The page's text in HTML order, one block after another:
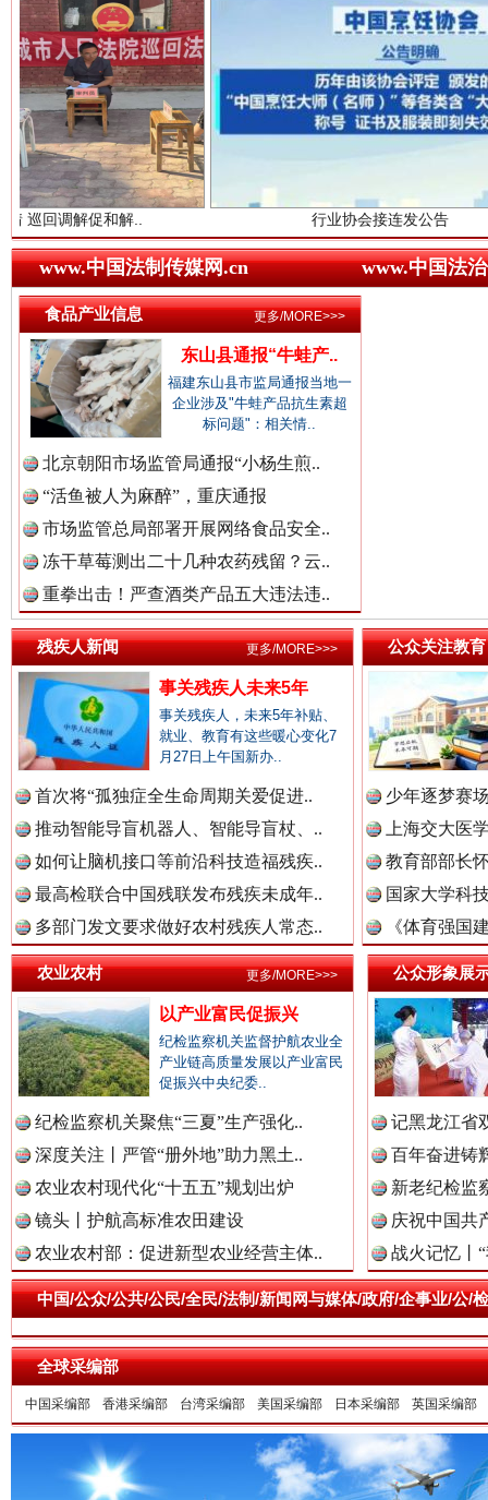
中国农业新闻网.
中国视频新闻网.
中国廉政法纪网.
中国律师在线.
中国参政网.中
“后车司机肯定在骂我” 全民健
世界屋脊 天路回响
红船起航处 潮起向未来 广州首
三年瞒报超千万 隐匿收入偷税被查处..
祁连巍巍树丰碑 高回报
解.. 行业协会接连发公告
www.中国法制传媒网.cn www.中国法
食品产业信息
东山县通报“牛蛙产..
福建东山县市监局通报当地一
企业涉及"牛蛙产品抗生素超
标问题"：相关情..
北京朝阳市场监管局通报“小杨生煎..
“活鱼被人为麻醉”，重庆通报
市场监管总局部署开展网络食品安全..
冻干草莓测出二十几种农药残留？云..
重拳出击！严查酒类产品五大违法违..
更多/MORE>>>
残疾人新闻
事关残疾人未来5年
事关残疾人，未来5年补贴、
就业、教育有这些暖心变化7
月27日上午国新办..
首次将“孤独症全生命周期关爱促进..
推动智能导盲机器人、智能导盲杖、..
如何让脑机接口等前沿科技造福残疾..
最高检联合中国残联发布残疾未成年..
多部门发文要求做好农村残疾人常态..
更多/MORE>>> 公众关注教育
少年逐梦赛
上海交大医
教育部部长
国家大学科
《体育强国
农业农村
以产业富民促振兴
纪检监察机关监督护航农业全
产业链高质量发展以产业富民
促振兴中央纪委..
纪检监察机关聚焦“三夏”生产强化..
深度关注丨严管“册外地”助力黑土..
农业农村现代化“十五五”规划出炉
镜头丨护航高标准农田建设
农业农村部：促进新型农业经营主体..
更多/MORE>>> 公众形象展
记黑龙江省
百年奋进铸
新老纪检监
庆祝中国共
战火记忆丨
中国/公众/公共/公民/全民/法制/新闻网与媒体/政府/企事业/公/
全球采编部
中国采编部 香港采编部 台湾采编部 美国采编部 日本采编部 英国采编部